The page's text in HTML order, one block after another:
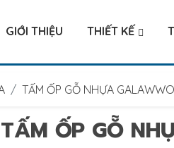
GIỚI THIỆU THIẾT KẾ
TẤM ỐP GỖ NHỰA
TẤM ỐP GỖ